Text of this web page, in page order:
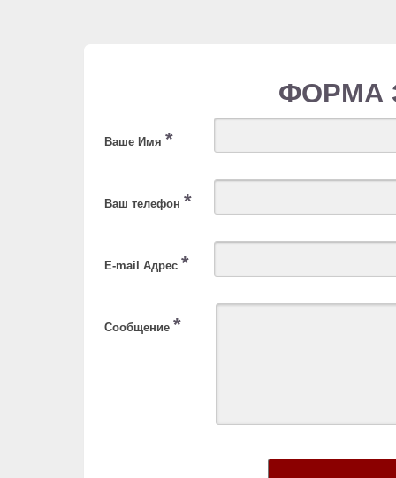
ФОРМА
Ваше Имя *
Ваш телефон *
E-mail Адрес *
Сообщение *